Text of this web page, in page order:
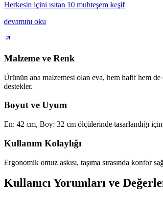
Herkesin içini ısıtan 10 muhteşem keşif
devamını oku
Malzeme ve Renk
Ürünün ana malzemesi olan eva, hem hafif hem de
destekler.
Boyut ve Uyum
En: 42 cm, Boy: 32 cm ölçülerinde tasarlandığı
Kullanım Kolaylığı
Ergonomik omuz askısı, taşıma sırasında konfor
Kullanıcı Yorumları ve